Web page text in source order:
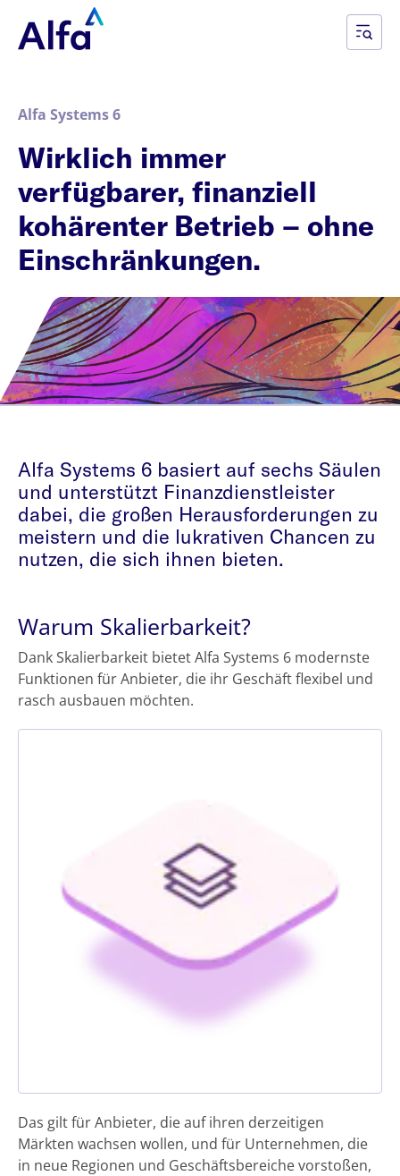
Alfa Systems 6
Wirklich immer
verfügbarer, finanziell
kohärenter Betrieb – ohne
Einschränkungen.
Alfa Systems 6 basiert auf sechs Säulen
und unterstützt Finanzdienstleister
dabei, die großen Herausforderungen zu
meistern und die lukrativen Chancen zu
nutzen, die sich ihnen bieten.
Warum Skalierbarkeit?
Dank Skalierbarkeit bietet Alfa Systems 6 modernste
Funktionen für Anbieter, die ihr Geschäft flexibel und
rasch ausbauen möchten.
Das gilt für Anbieter, die auf ihren derzeitigen
Märkten wachsen wollen, und für Unternehmen, die
in neue Regionen und Geschäftsbereiche vorstoßen,